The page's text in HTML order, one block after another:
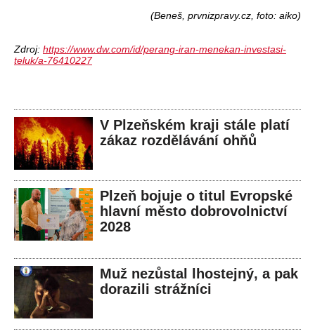
(Beneš, prvnizpravy.cz, foto: aiko)
Zdroj: https://www.dw.com/id/perang-iran-menekan-investasi-
teluk/a-76410227
V Plzeňském kraji stále platí
zákaz rozdělávání ohňů
Plzeň bojuje o titul Evropské
hlavní město dobrovolnictví
2028
Muž nezůstal lhostejný, a pak
dorazili strážníci